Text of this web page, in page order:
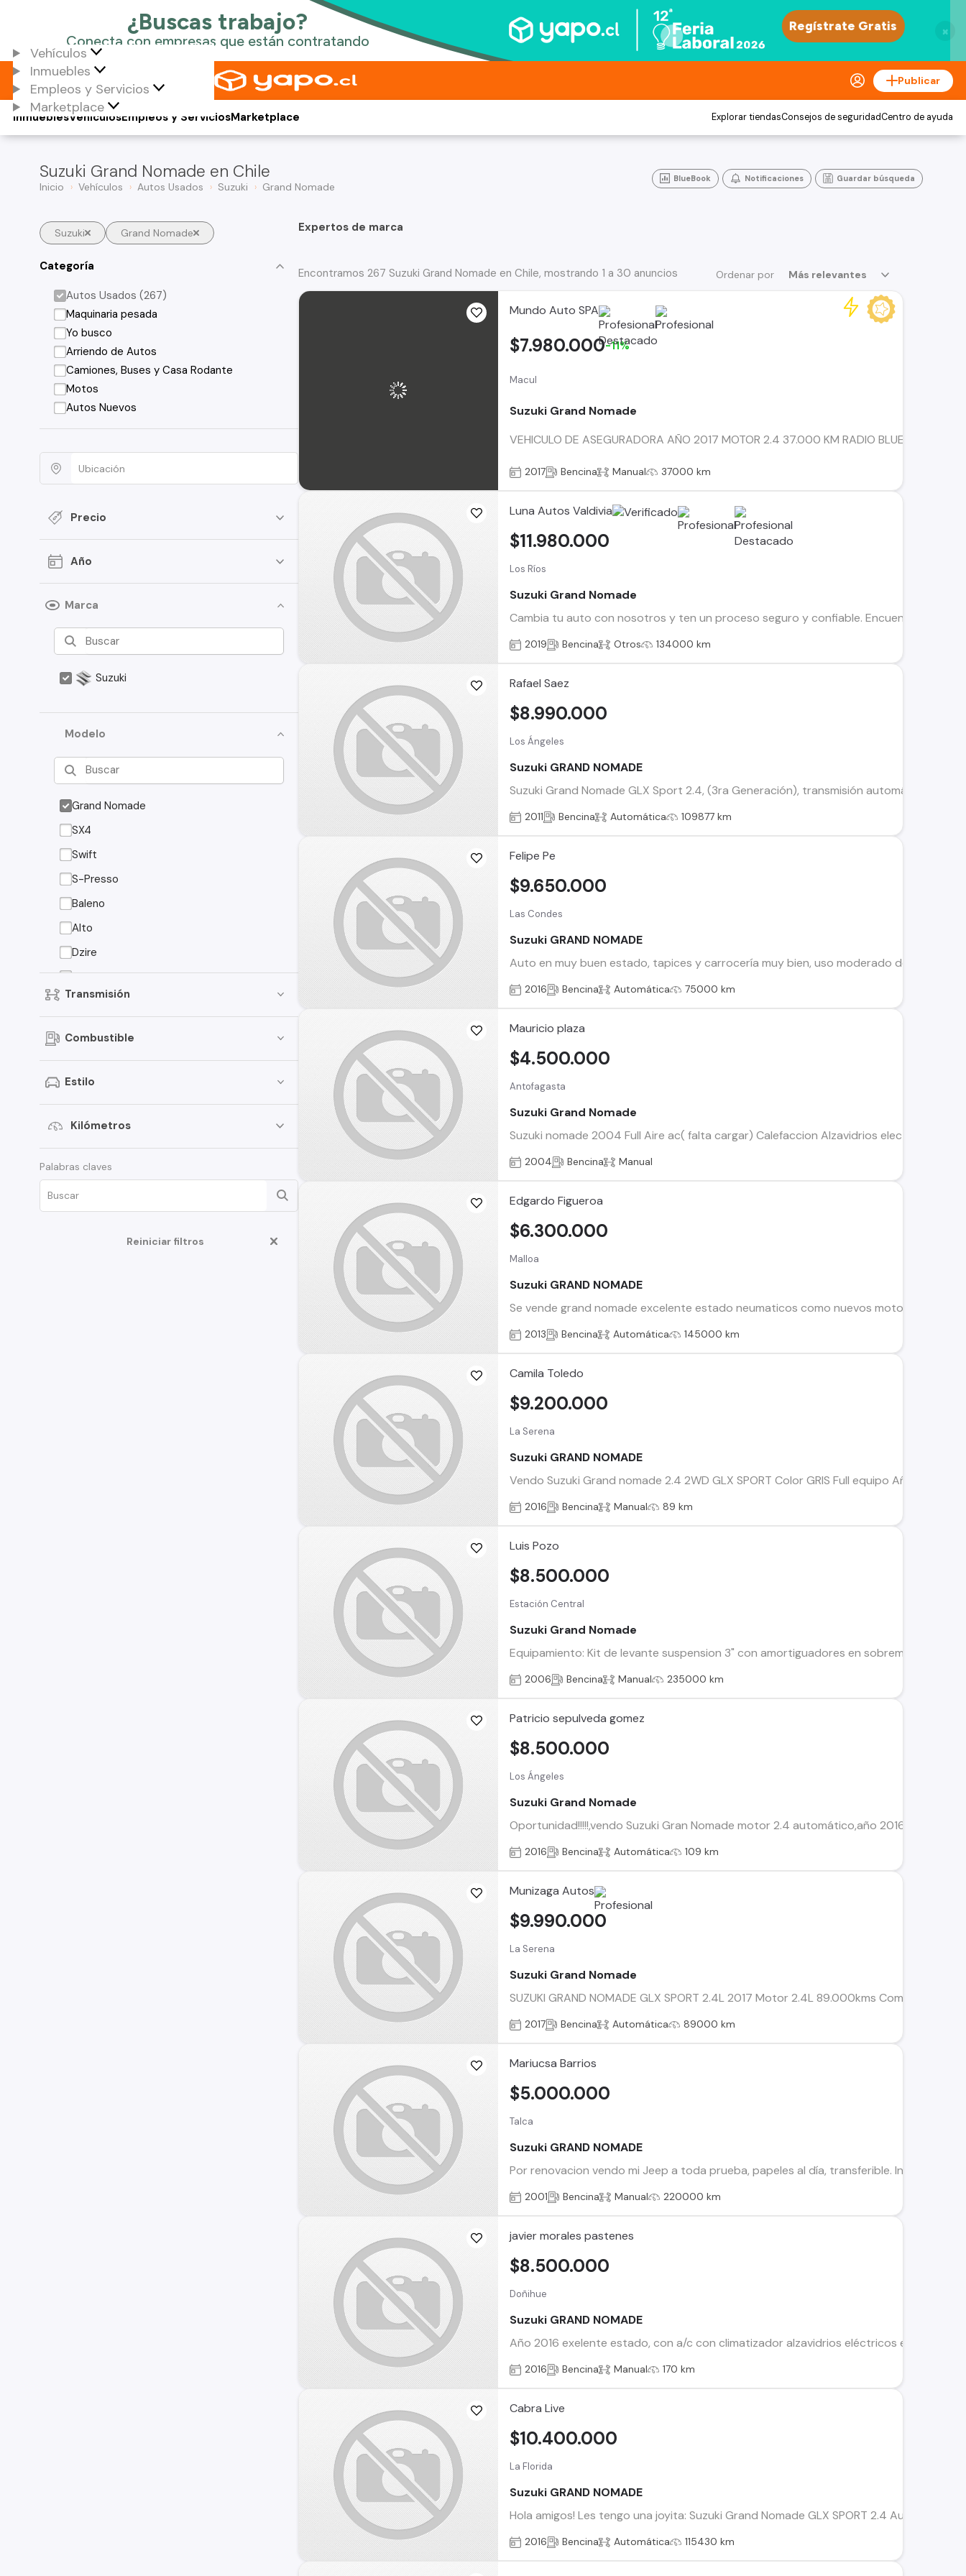
×
Vehículos
Inmuebles
Empleos y Servicios
Marketplace
Publicar
Vehículos
Inmuebles Empleos y ServiciosMarketplace Explorar tiendasConsejos de seguridadCentro de ayuda
Suzuki Grand Nomade en Chile
Inicio Vehículos Autos Usados Suzuki Grand Nomade
BlueBook Notificaciones Guardar búsqueda
Suzuki Grand Nomade
Categoría
Autos Usados (267)
Maquinaria pesada
Yo busco
Arriendo de Autos
Camiones, Buses y Casa Rodante
Motos
Autos Nuevos
Precio
Año
Marca
Suzuki
Modelo
Grand Nomade
SX4
Swift
S-Presso
Baleno
Alto
Dzire
Jimny
Celerio
APV
Ertiga
Aerio
Ciaz
Fronx
Transmisión
Combustible
Estilo
Kilómetros
Palabras claves
Reiniciar filtros
Expertos de marca
Ordenar por Más relevantes
Encontramos 267 Suzuki Grand Nomade en Chile, mostrando 1 a 30 anuncios
Mundo Auto SPA
Macul
Suzuki Grand Nomade
VEHICULO DE ASEGURADORA AÑO 2017 MOTOR 2.4 37.000 KM RADIO BLUETHOOT
$7.980.000-11%
2017 Bencina Manual 37000 km
Luna Autos Valdivia
Los Ríos
Suzuki Grand Nomade
Cambia tu auto con nosotros y ten un proceso seguro y confiable. Encuentra el ideal
$11.980.000
2019 Bencina Otros 134000 km
Rafael Saez
Los Ángeles
Suzuki GRAND NOMADE
Suzuki Grand Nomade GLX Sport 2.4, (3ra Generación), transmisión automática
$8.990.000
2011 Bencina Automática 109877 km
Felipe Pe
Las Condes
Suzuki GRAND NOMADE
Auto en muy buen estado, tapices y carrocería muy bien, uso moderado dentro del
$9.650.000
2016 Bencina Automática 75000 km
Mauricio plaza
Antofagasta
Suzuki Grand Nomade
Suzuki nomade 2004 Full Aire ac( falta cargar) Calefaccion Alzavidrios electricos
$4.500.000
2004 Bencina Manual
Edgardo Figueroa
Malloa
Suzuki GRAND NOMADE
Se vende grand nomade excelente estado neumaticos como nuevos motor y caja
$6.300.000
2013 Bencina Automática 145000 km
Camila Toledo
La Serena
Suzuki GRAND NOMADE
Vendo Suzuki Grand nomade 2.4 2WD GLX SPORT Color GRIS Full equipo Año 2016
$9.200.000
2016 Bencina Manual 89 km
Luis Pozo
Estación Central
Suzuki Grand Nomade
Equipamiento: Kit de levante suspension 3" con amortiguadores en sobremedida
$8.500.000
2006 Bencina Manual 235000 km
Patricio sepulveda gomez
Los Ángeles
Suzuki Grand Nomade
Oportunidad!!!!!,vendo Suzuki Gran Nomade motor 2.4 automático,año 2016,full,con
$8.500.000
2016 Bencina Automática 109 km
Munizaga Autos
La Serena
Suzuki Grand Nomade
SUZUKI GRAND NOMADE GLX SPORT 2.4L 2017 Motor 2.4L 89.000kms
$9.990.000
2017 Bencina Automática 89000 km
Mariucsa Barrios
Talca
Suzuki GRAND NOMADE
Por renovacion vendo mi Jeep a toda prueba, papeles al día, transferible. Info
$5.000.000
2001 Bencina Manual 220000 km
javier morales pastenes
Doñihue
Suzuki GRAND NOMADE
Año 2016 exelente estado, con a/c con climatizador alzavidrios eléctricos espejos
$8.500.000
2016 Bencina Manual 170 km
Cabra Live
La Florida
Suzuki GRAND NOMADE
Hola amigos! Les tengo una joyita: Suzuki Grand Nomade GLX SPORT 2.4
$10.400.000
2016 Bencina Automática 115430 km